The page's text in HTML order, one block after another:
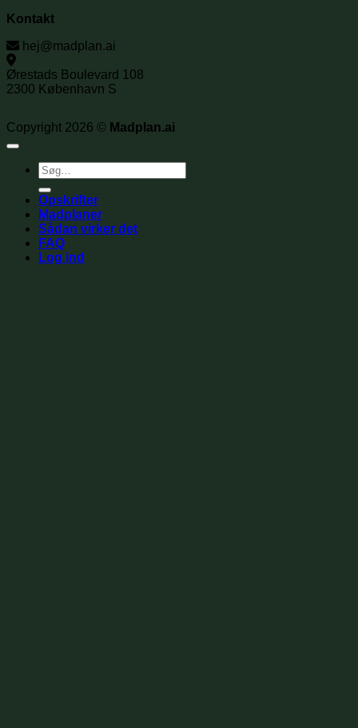
Kontakt
hej@madplan.ai
Ørestads Boulevard 108
2300 København S
Copyright 2026 © Madplan.ai
Søg
efter:
Opskrifter
Madplaner
Sådan virker det
FAQ
Log ind